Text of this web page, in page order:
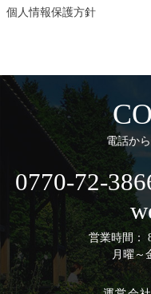
個人情報保護方針
電話か
0770-72-
営業時間：
月曜～